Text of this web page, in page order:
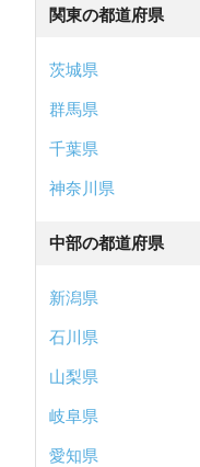
関東の都道府県
茨城県
群馬県
千葉県
神奈川県
中部の都道府県
新潟県
石川県
山梨県
岐阜県
愛知県